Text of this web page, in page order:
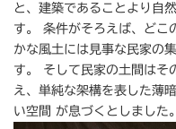
と、建築であることより自
す。 条件がそろえば、どこ
かな風土には見事な民家の
す。 そして民家の土間はそ
え、単純な架構を表した薄
い空間 が息づくとしました。